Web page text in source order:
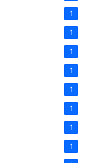
1
1
1
1
1
1
1
1